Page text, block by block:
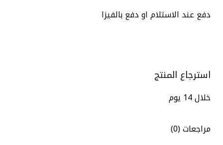
دفع عند الاستلام او دفع بالفيزا
استرجاع المنتج
خلال 14 يوم
مراجعات (0)